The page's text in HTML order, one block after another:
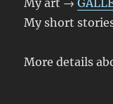
My art →
My short
More details